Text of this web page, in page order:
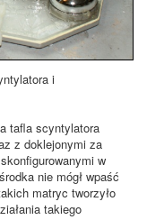
i
tafla scyntylatora
z doklejonymi za
w
nie mógł wpaść
matryc tworzyło
takiego